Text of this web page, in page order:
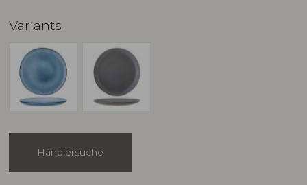
Variants
Händlersuche